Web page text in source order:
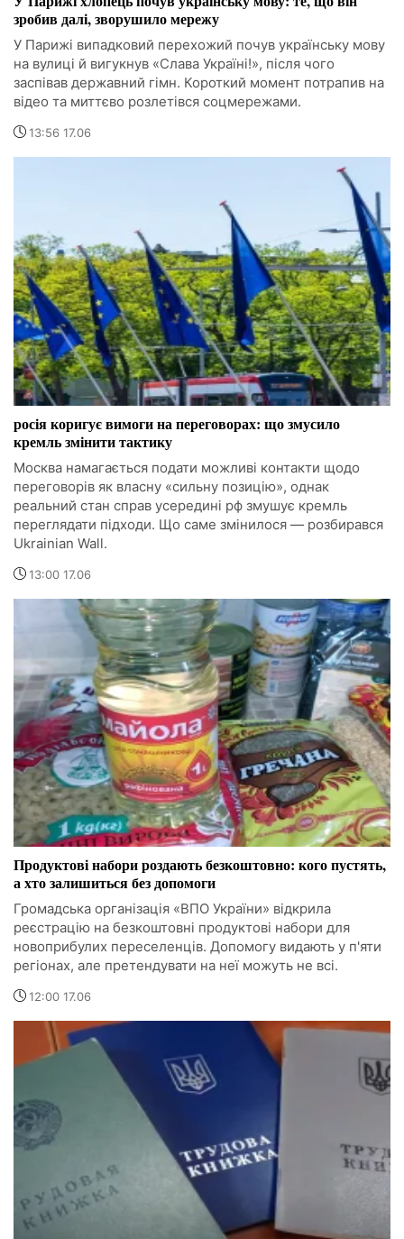
зробив далі, зворушило мережу
У Парижі випадковий перехожий почув українську мову
на вулиці й вигукнув «Слава Україні!», після чого
заспівав державний гімн. Короткий момент потрапив на
відео та миттєво розлетівся соцмережами.
13:56 17.06
росія коригує вимоги на переговорах: що змусило
кремль змінити тактику
Москва намагається подати можливі контакти щодо
переговорів як власну «сильну позицію», однак
реальний стан справ усередині рф змушує кремль
переглядати підходи. Що саме змінилося — розбирався
Ukrainian Wall.
13:00 17.06
Продуктові набори роздають безкоштовно: кого пустять,
а хто залишиться без допомоги
Громадська організація «ВПО України» відкрила
реєстрацію на безкоштовні продуктові набори для
новоприбулих переселенців. Допомогу видають у п'яти
регіонах, але претендувати на неї можуть не всі.
12:00 17.06